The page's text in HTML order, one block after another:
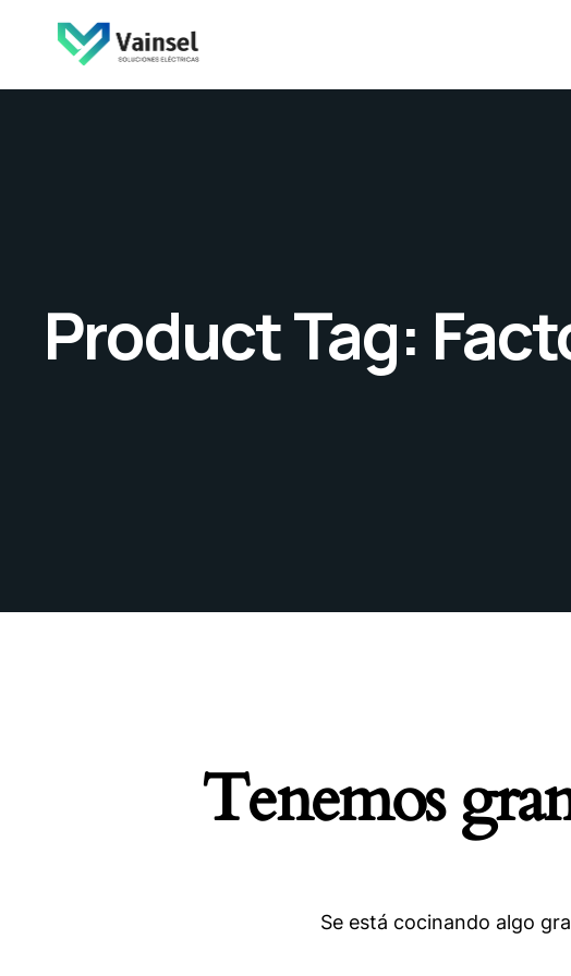
Product Tag:
Tenemos
Se está cocinando algo